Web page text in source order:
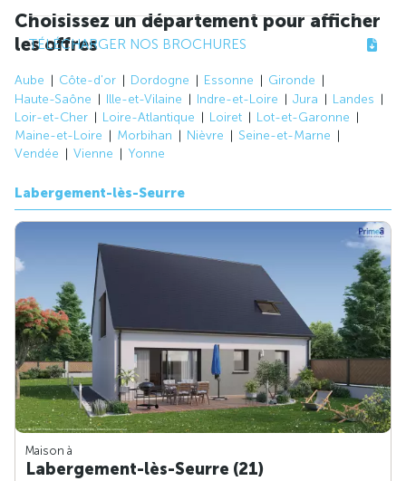
TÉLÉCHARGER NOS BROCHURES
Choisissez un département pour afficher
les offres
Aube Côte-d'or Dordogne Essonne
Gironde
Haute-Saône
Ille-et-Vilaine Indre-et-Loire Jura
Landes
Loir-et-Cher
Loire-Atlantique Loiret
Lot-et-Garonne
Maine-et-Loire
Morbihan Nièvre
Seine-et-Marne
Vendée
Vienne Yonne
Labergement-lès-Seurre
Maison à
Labergement-lès-Seurre (21)